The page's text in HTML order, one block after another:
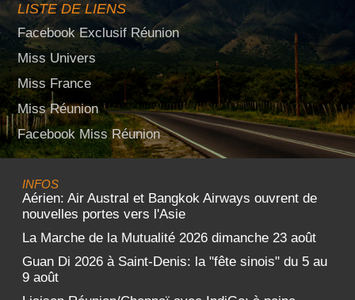
LISTE DE LIENS
Facebook Exclusif Réunion
Miss Univers
Miss France
Miss Réunion
Facebook Miss Réunion
INFOS
Aérien: Air Austral et Bangkok Airways ouvrent de
nouvelles portes vers l'Asie
La Marche de la Mutualité 2026 dimanche 23 août
Guan Di 2026 à Saint-Denis: la "fête sinois" du 5 au
9 août